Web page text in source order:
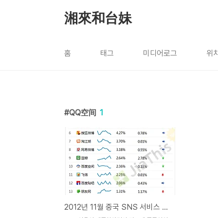
湘來和台妹
홈 태그 미디어로그 위
QQ空间 1
2012년 11월 중국 SNS 서비스 순위 통계